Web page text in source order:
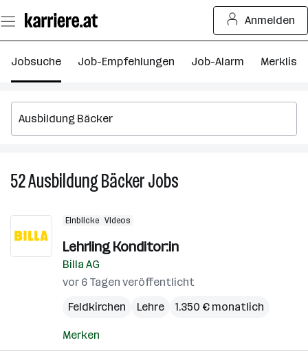
Seiteninhalt
springen
Anmelden
Jobsuche Job-Empfehlungen Job-Alarm Merkliste
52Ausbildung BäckerJobs
Einblicke Videos
Lehrling Konditor:in
Billa AG
vor 6 Tagen veröffentlicht
Feldkirchen
Lehre 1.350 € monatlich
Merken